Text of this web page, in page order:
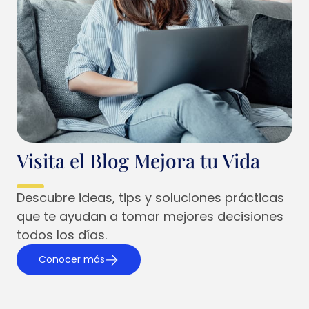
Visita el Blog Mejora tu Vida
Descubre ideas, tips y soluciones prácticas
que te ayudan a tomar mejores decisiones
todos los días.
Conocer más